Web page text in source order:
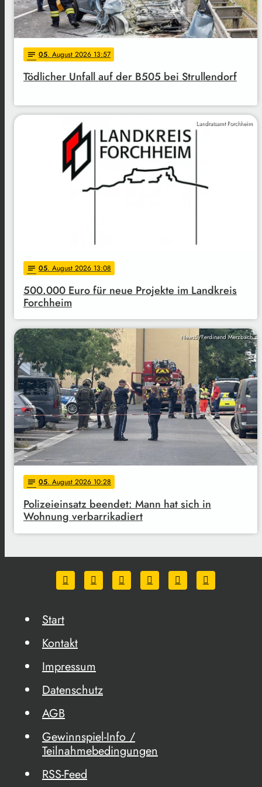
notes 05. August 2026 13:57
Tödlicher Unfall auf der B505 bei Strullendorf
Landratsamt Forchheim
notes 05. August 2026 13:08
500.000 Euro für neue Projekte im Landkreis
Forchheim
News5/Ferdinand Merzbach
notes 05. August 2026 10:28
Polizeieinsatz beendet: Mann hat sich in
Wohnung verbarrikadiert
Start
Kontakt
Impressum
Datenschutz
AGB
Gewinnspiel-Info /
Teilnahmebedingungen
RSS-Feed